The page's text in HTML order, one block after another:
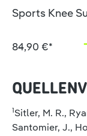
Sports Knee
84,90 €*
1Sitler, M. R.,
Santomier, J.,